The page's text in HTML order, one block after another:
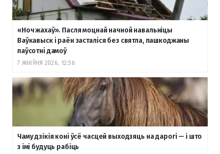
«Ноч жахаў». Пасля моцнай начной навальніцы
Ваўкавыск і раён засталіся без святла, пашкоджаны
паўсотні дамоў
7 ЖНІЎНЯ 2026, 12:56
Чаму дзікія коні ўсё часцей выходзяць на дарогі — і што
з імі будуць рабіць